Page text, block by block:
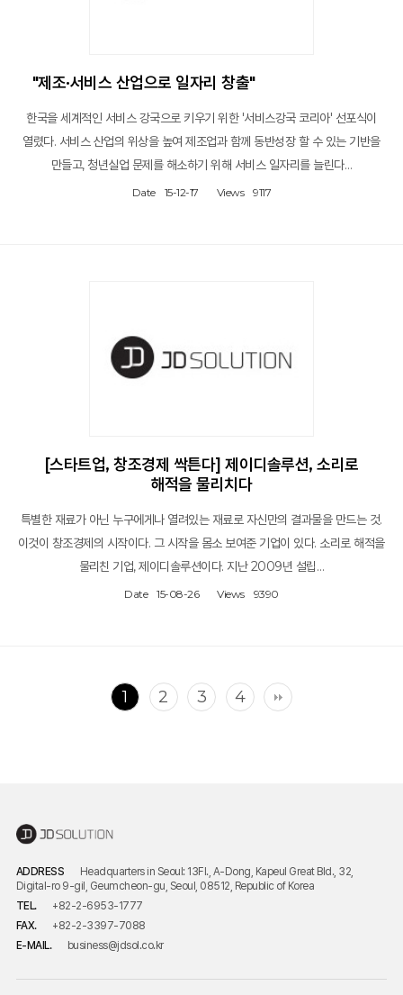
"제조·서비스 산업으로 일자리 창출"
한국을 세계적인 서비스 강국으로 키우기 위한 '서비스강국 코리아' 선포식이
열렸다. 서비스 산업의 위상을 높여 제조업과 함께 동반성장 할 수 있는 기반을
만들고, 청년실업 문제를 해소하기 위해 서비스 일자리를 늘린다…
Date 15-12-17 Views 9117
[스타트업, 창조경제 싹튼다] 제이디솔루션, 소리로
해적을 물리치다
특별한 재료가 아닌 누구에게나 열려있는 재료로 자신만의 결과물을 만드는 것.
이것이 창조경제의 시작이다. 그 시작을 몸소 보여준 기업이 있다. 소리로 해적을
물리친 기업, 제이디솔루션이다. 지난 2009년 설립…
Date 15-08-26 Views 9390
1 2 3 4
ADDRESS
Headquarters in Seoul: 13Fl., A-Dong, Kapeul Great Bld., 32,
Digital-ro 9-gil, Geumcheon-gu, Seoul, 08512, Republic of Korea
TEL.
+82-2-6953-1777
FAX.
+82-2-3397-7088
E-MAIL.
business@jdsol.co.kr